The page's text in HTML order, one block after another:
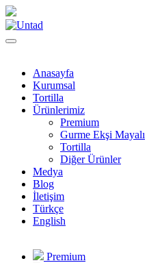
Anasayfa
Kurumsal
Tortilla
Ürünlerimiz
Premium
Gurme Ekşi Mayalı
Tortilla
Diğer Ürünler
Medya
Blog
İletişim
Türkçe
English
Premium